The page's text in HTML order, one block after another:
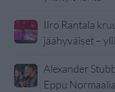
IIro Rantala
jäähyväiset –
Alexander
Eppu